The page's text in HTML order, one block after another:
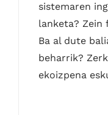
sistemaren
lanketa? Zein
Ba al dute
beharrik?
ekoizpena